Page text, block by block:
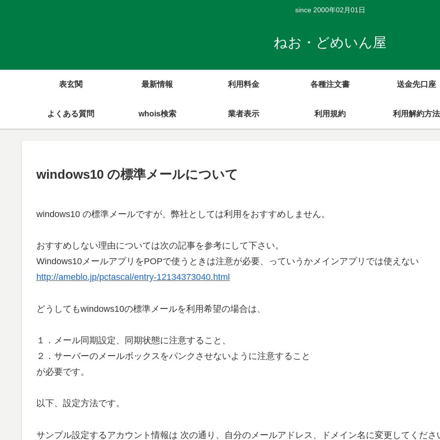
since 2000年02月01日
ねお・どめいん屋
表玄関 最新情報 利用料金 各種注文書 送金先口座
よくある質問 whois検索 業者表示 利用規約 利用解約方法
windows10 の標準メールについて
windows10 の標準メールですが、弊社としては利用をおすすめしません。
おすすめしない理由については次の記事を参考にして下さい。
Windows10メールアプリをPOPで使うときは注意が必要、っていうかメインアプリでは使えない
http://ameblo.jp/pctascal/entry-12134373040.html
どうしてもwindows10の標準メールを利用希望の場合は、
１．メール同期設定、同期状態に注意すること、
２．サーバーのメールボックスをパンクさせないように注意すること
が必要です。
以下、設定方法です。
サンプル設定するアカウント情報は 次の通り、自分のメールアドレス、ドメイン名に変更してくださ